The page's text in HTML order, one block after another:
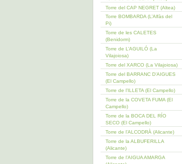
Torre del CAP NEGRET (Altea)
Torre BOMBARDA (L’Alfàs del
Pi)
Torre de les CALETES
(Benidorm)
Torre de L’AGUILÓ (La
Vilajoiosa)
Torre del XARCO (La Vilajoiosa)
Torre del BARRANC D’AIGUES
(El Campello)
Torre de l’ILLETA (El Campello)
Torre de la COVETA FUMA (El
Campello)
Torre de la BOCA DEL RÍO
SECO (El Campello)
Torre de l’ALCODRÀ (Alicante)
Torre de la ALBUFERILLA
(Alicante)
Torre de l’AIGUA AMARGA